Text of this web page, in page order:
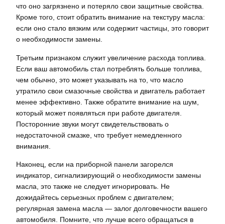
что оно загрязнено и потеряло свои защитные свойства.
Кроме того, стоит обратить внимание на текстуру масла:
если оно стало вязким или содержит частицы, это говорит
о необходимости замены.
Третьим признаком служит увеличение расхода топлива.
Если ваш автомобиль стал потреблять больше топлива,
чем обычно, это может указывать на то, что масло
утратило свои смазочные свойства и двигатель работает
менее эффективно. Также обратите внимание на шум,
который может появляться при работе двигателя.
Посторонние звуки могут свидетельствовать о
недостаточной смазке, что требует немедленного
внимания.
Наконец, если на приборной панели загорелся
индикатор, сигнализирующий о необходимости замены
масла, это также не следует игнорировать. Не
дожидайтесь серьезных проблем с двигателем;
регулярная замена масла — залог долговечности вашего
автомобиля. Помните, что лучше всего обращаться в